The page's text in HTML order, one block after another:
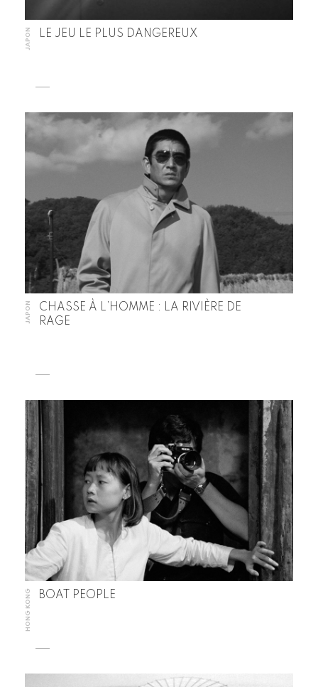
JAPON LE JEU LE PLUS DANGEREUX
JAPON
CHASSE À L’HOMME : LA RIVIÈRE DE
RAGE
HONG KONG BOAT PEOPLE